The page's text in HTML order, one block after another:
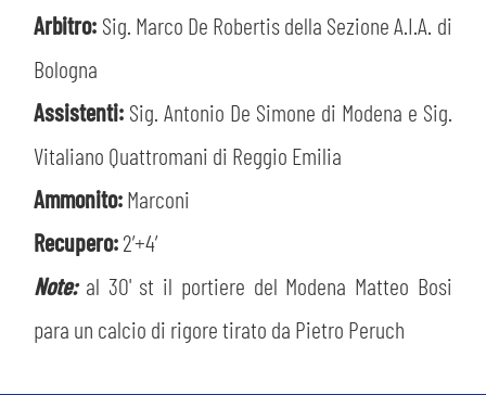
Arbitro: Sig. Marco De Robertis della Sezione A.I.A. di
Bologna
Assistenti: Sig. Antonio De Simone di Modena e Sig.
Vitaliano Quattromani di Reggio Emilia
Ammonito:Marconi
Recupero:2’+4′
Note:al 30' st il portiere del Modena Matteo Bosi
para un calcio di rigore tirato da Pietro Peruch